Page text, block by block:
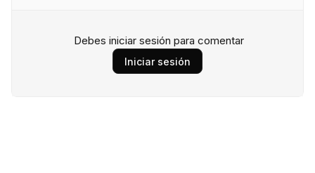
Debes iniciar sesión para comentar
Iniciar sesión